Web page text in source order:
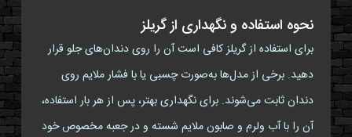
نحوه استفاده و نگهداری از گریلز
برای استفاده از گریلز کافی است آن را روی دندان‌های جلو قرار
دهید. برخی از مدل‌ها به‌صورت چسبی یا با فشار ملایم روی
دندان ثابت می‌شوند. برای نگهداری بهتر، پس از هر بار استفاده،
آن را با آب ولرم و صابون ملایم شسته و در جعبه مخصوص خود